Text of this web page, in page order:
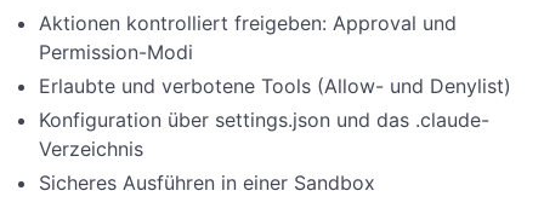
Aktionen kontrolliert freigeben: Approval und
Permission-Modi
Erlaubte und verbotene Tools (Allow- und Denylist)
Konfiguration über settings.json und das .claude-
Verzeichnis
Sicheres Ausführen in einer Sandbox